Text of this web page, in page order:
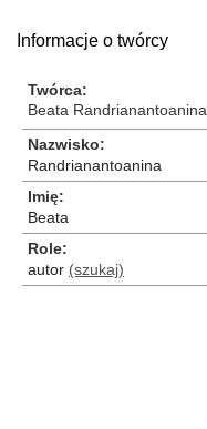
Informacje o twórcy
Twórca
Beata Randrianantoanina
Nazwisko
Randrianantoanina
Imię
Beata
Role
autor (szukaj)